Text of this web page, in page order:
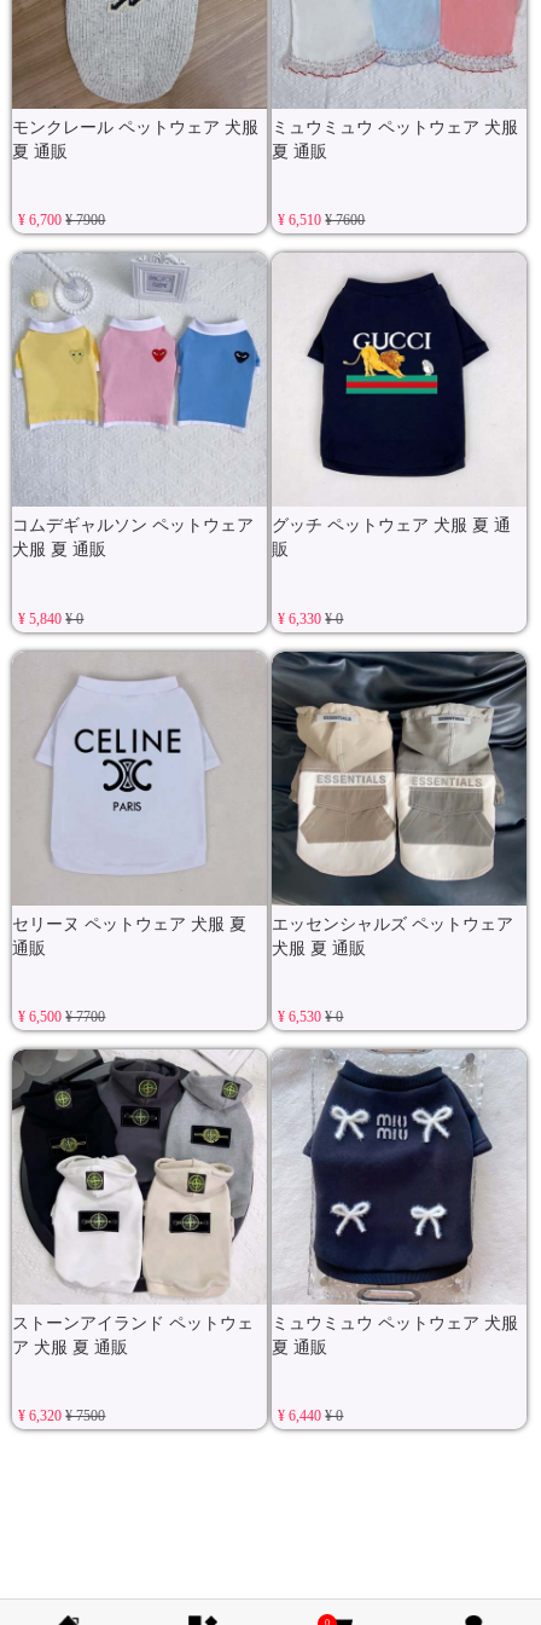
モンクレール ペットウェア 犬服
夏 通販
¥ 6,700¥ 7900
ミュウミュウ ペットウェア 犬服
夏 通販
¥ 6,510¥ 7600
コムデギャルソン ペットウェア
犬服 夏 通販
¥ 5,840¥ 0
グッチ ペットウェア 犬服 夏 通
販
¥ 6,330¥ 0
セリーヌ ペットウェア 犬服 夏
通販
¥ 6,500¥ 7700
エッセンシャルズ ペットウェア
犬服 夏 通販
¥ 6,530¥ 0
ストーンアイランド ペットウェ
ア 犬服 夏 通販
¥ 6,320¥ 7500
ミュウミュウ ペットウェア 犬服
夏 通販
¥ 6,440¥ 0